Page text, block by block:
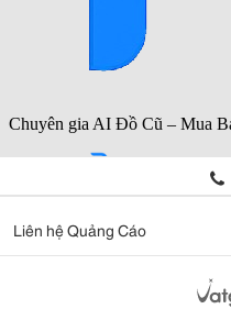
Liên hệ Quảng Cáo